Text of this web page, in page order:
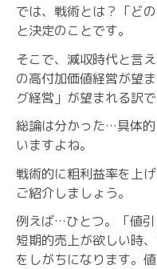
では、戦術とは？「ど
と決定のことです。
そこで、減収時代と言
の高付加価値経営が望
グ経営」が望まれる訳で
総論は分かった…具体
いますよね。
戦術的に粗利益率を上
ご紹介しましょう。
例えば…ひとつ。「値引
短期的売上が欲しい時
をしがちになります。